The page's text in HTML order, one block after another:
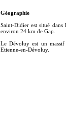
Géographie
Saint-Didier est situé
environ 24 km de Gap.
Le Dévoluy est un massif
Etienne-en-Dévoluy.